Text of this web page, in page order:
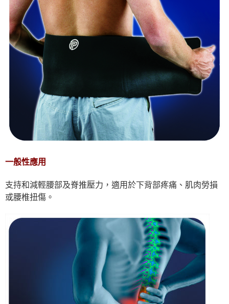
一般性應用
支持和減輕腰部及脊推壓力，適用於下背部疼痛、肌肉勞損
或腰椎扭傷。